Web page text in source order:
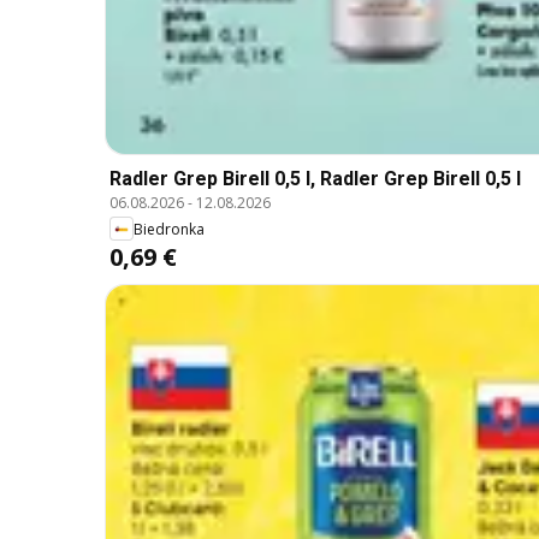
Radler Grep Birell 0,5 l, Radler Grep Birell 0,5 l
06.08.2026- 12.08.2026
Biedronka
0,69 €